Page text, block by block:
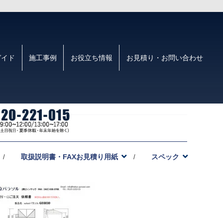
ド 施工事例 お役立ち情報 お見積り・お問い合わせ
取扱説明書・FAXお見積り用紙 スペック